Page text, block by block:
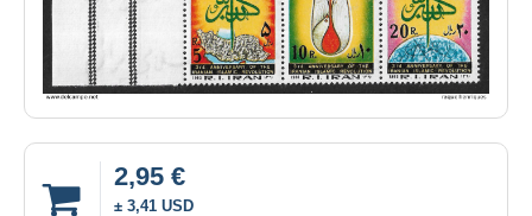
2,95 €
± 3,41 USD